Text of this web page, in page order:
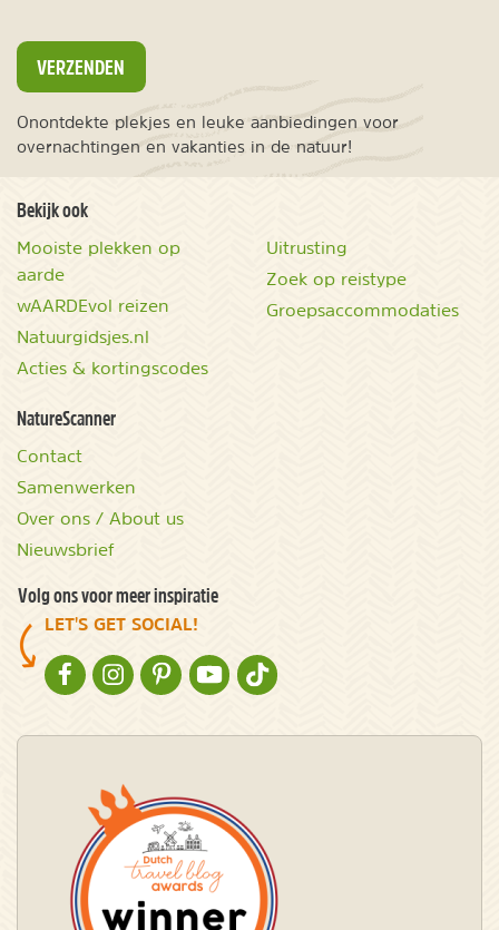
VERZENDEN
Onontdekte plekjes en leuke aanbiedingen voor
overnachtingen en vakanties in de natuur!
Bekijk ook
Mooiste plekken op
aarde
wAARDEvol reizen
Natuurgidsjes.nl
Acties & kortingscodes
Uitrusting
Zoek op reistype
Groepsaccommodaties
NatureScanner
Contact
Samenwerken
Over ons / About us
Nieuwsbrief
Volg ons voor meer inspiratie
LET'S GET SOCIAL!
NATURESCANNER OP FACEBOOK
NATURESCANNER OP INSTAGRAM
NATURESCANNER OP PINTEREST
NATURESCANNER OP YOUTUBE
NATURESCANNER OP TIKTOK